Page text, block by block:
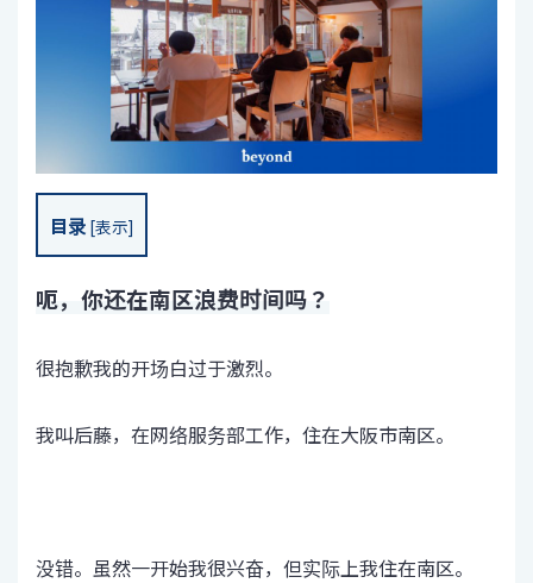
目录 [表示]
呃，你还在南区浪费时间吗？
很抱歉我的开场白过于激烈。
我叫后藤，在网络服务部工作，住在大阪市南区。
没错。虽然一开始我很兴奋，但实际上我住在南区。